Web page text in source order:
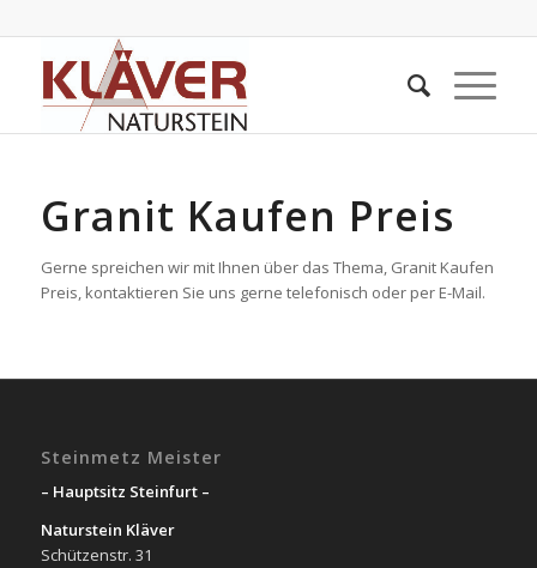
Granit Kaufen Preis
Gerne spreichen wir mit Ihnen über das Thema, Granit Kaufen
Preis, kontaktieren Sie uns gerne telefonisch oder per E-Mail.
Steinmetz Meister
– Hauptsitz Steinfurt –
Naturstein Kläver
Schützenstr. 31